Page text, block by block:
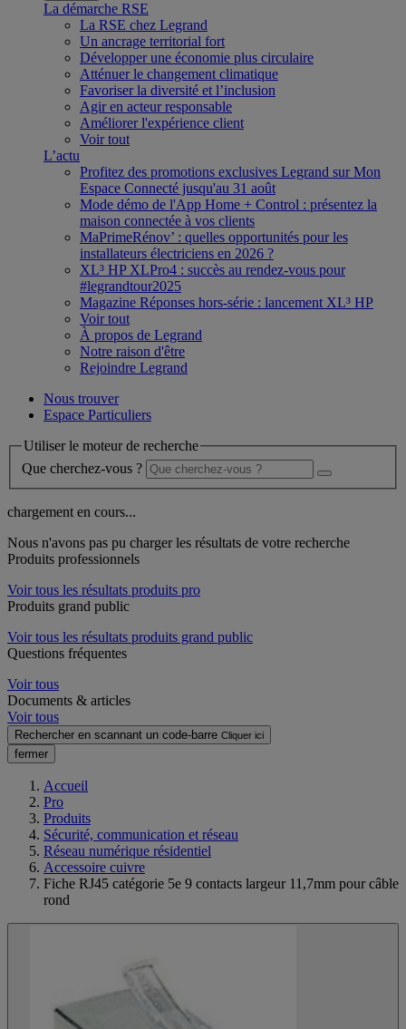
La démarche RSE
La RSE chez Legrand
Un ancrage territorial fort
Développer une économie plus circulaire
Atténuer le changement climatique
Favoriser la diversité et l’inclusion
Agir en acteur responsable
Améliorer l'expérience client
Voir tout
L’actu
Profitez des promotions exclusives Legrand sur Mon
Espace Connecté jusqu'au 31 août
Mode démo de l'App Home + Control : présentez la
maison connectée à vos clients
MaPrimeRénov’ : quelles opportunités pour les
installateurs électriciens en 2026 ?
XL³ HP XLPro4 : succès au rendez-vous pour
#legrandtour2025
Magazine Réponses hors-série : lancement XL³ HP
Voir tout
À propos de Legrand
Notre raison d'être
Rejoindre Legrand
Nous trouver
Espace Particuliers
Utiliser le moteur de recherche
Que cherchez-vous ?
chargement en cours...
Nous n'avons pas pu charger les résultats de votre recherche
Produits professionnels
Voir tous les résultats produits pro
Produits grand public
Voir tous les résultats produits grand public
Questions fréquentes
Voir tous
Documents & articles
Voir tous
Rechercher en scannant un code-barre Cliquer ici
fermer
Accueil
Pro
Produits
Sécurité, communication et réseau
Réseau numérique résidentiel
Accessoire cuivre
Fiche RJ45 catégorie 5e 9 contacts largeur 11,7mm pour câble
rond